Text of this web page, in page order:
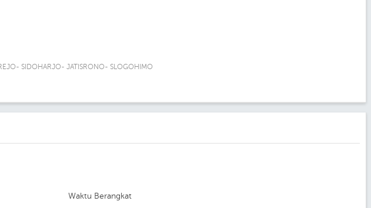
SIDOHARJO- JATISRONO- SLOGOHIMO
Waktu Berangkat